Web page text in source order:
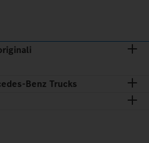
Trucks